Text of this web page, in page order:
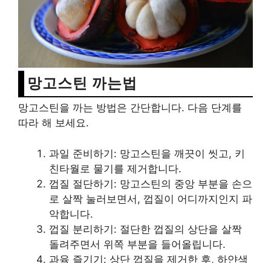
망고스틴 까는법
망고스틴을 까는 방법은 간단합니다. 다음 단계를
따라 해 보세요.
과일 준비하기: 망고스틴을 깨끗이 씻고, 키
친타월로 물기를 제거합니다.
껍질 절단하기: 망고스틴의 중앙 부분을 손으
로 살짝 눌러보면서, 껍질이 어디까지인지 파
악합니다.
껍질 분리하기: 절단한 껍질의 상단을 살짝
돌려주면서 위쪽 부분을 들어올립니다.
과육 즐기기: 상단 껍질을 제거한 후, 하얀색